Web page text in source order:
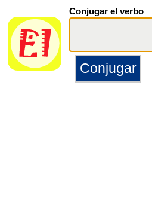
Conjugar el verbo